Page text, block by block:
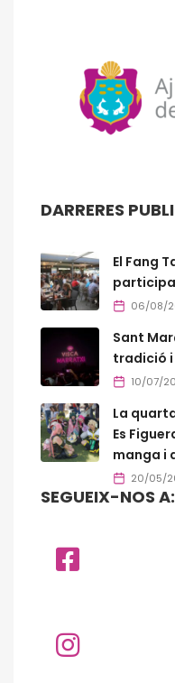
DARRERES
El Fang
06/08/
Sant
tradició
10/07/
La
Es
manga i
20/05/
SEGUEIX-NOS A: